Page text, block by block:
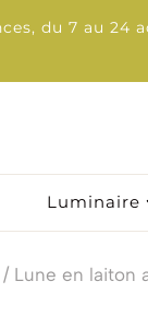
du 7 au
Luminaire
Luminaire
/ Lune en laiton